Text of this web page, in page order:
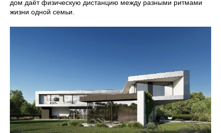
дом даёт физическую дистанцию между разными ритмами
жизни одной семьи.